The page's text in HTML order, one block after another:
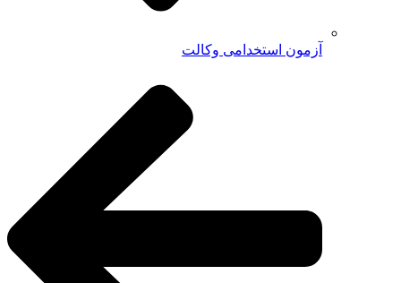
آزمون استخدامی وکالت